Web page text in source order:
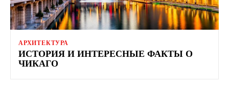
АРХИТЕКТУРА
ИСТОРИЯ И ИНТЕРЕСНЫЕ ФАКТЫ О
ЧИКАГО